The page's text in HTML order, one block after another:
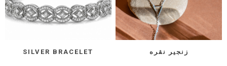
SILVER BRACELET زنجیر نقره